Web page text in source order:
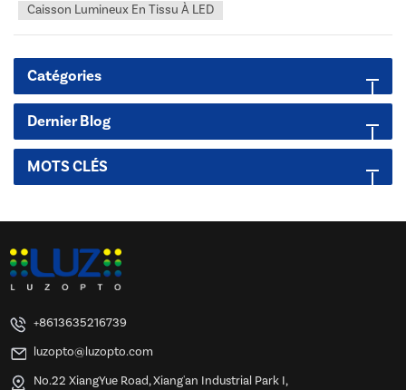
Caisson Lumineux En Tissu À LED
Catégories
Dernier Blog
MOTS CLÉS
+8613635216739
luzopto@luzopto.com
No.22 XiangYue Road, Xiang'an Industrial Park I,